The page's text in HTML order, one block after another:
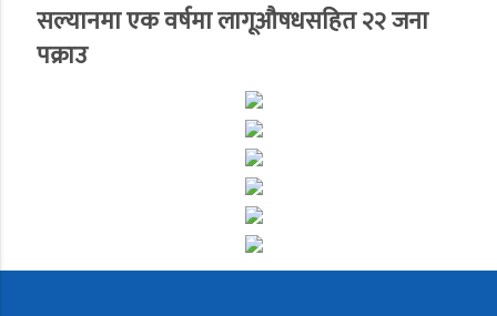
सल्यानमा एक वर्षमा लागूऔषधसहित २२ जना
पक्राउ